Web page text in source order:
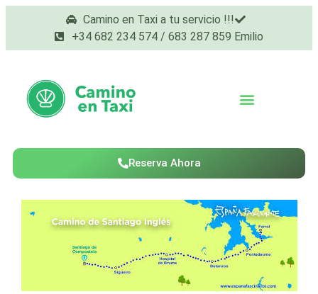
Camino en Taxi a tu servicio !!!
+34 682 234 574 / 683 287 859 Emilio
Reserva Ahora